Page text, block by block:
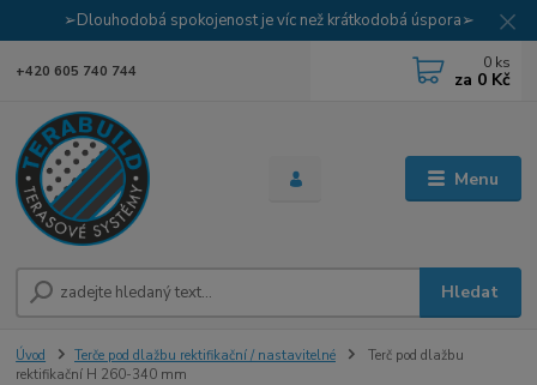
➢Dlouhodobá spokojenost je víc než krátkodobá úspora➢
Menu
Hledat
+420 605 740 744 0 ks
za 0 Kč
Úvod Terče pod dlažbu rektifikační / nastavitelné
Terč pod dlažbu
rektifikační H 260-340 mm